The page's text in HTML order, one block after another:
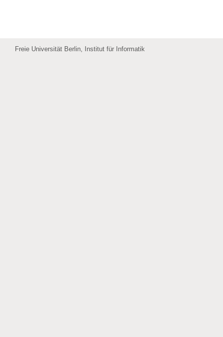
Freie Universität Berlin, Institut für Informatik